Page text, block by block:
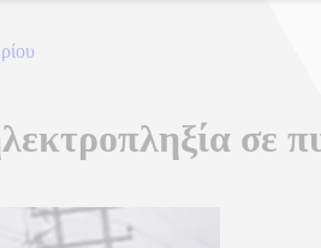
σε